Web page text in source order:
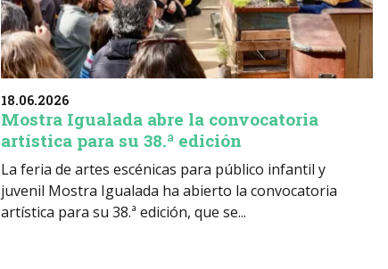
18.06.2026
Mostra Igualada abre la convocatoria
artística para su 38.ª edición
La feria de artes escénicas para público infantil y
juvenil Mostra Igualada ha abierto la convocatoria
artística para su 38.ª edición, que se...